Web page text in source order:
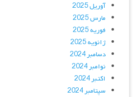
آوریل 2025
مارس 2025
فوریه 2025
ژانویه 2025
دسامبر 2024
نوامبر 2024
اکتبر 2024
سپتامبر 2024